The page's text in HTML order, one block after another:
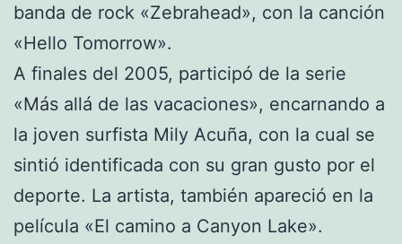
banda de rock «Zebrahead», con la canción
«Hello Tomorrow».
A finales del 2005, participó de la serie
«Más allá de las vacaciones», encarnando a
la joven surfista Mily Acuña, con la cual se
sintió identificada con su gran gusto por el
deporte. La artista, también apareció en la
película «El camino a Canyon Lake».